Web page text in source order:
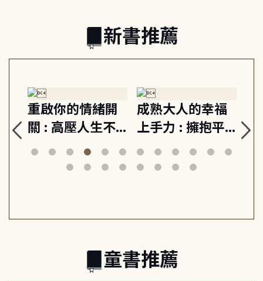
新書推薦
重啟你的情緒開
關 : 高壓人生不
爆炸指南, 5分鐘
減輕身心壓力, 找
成熟大人的幸福
上手力 : 擁抱平
凡中的每個燦爛
時刻, 給匱乏世代
球
童書推薦